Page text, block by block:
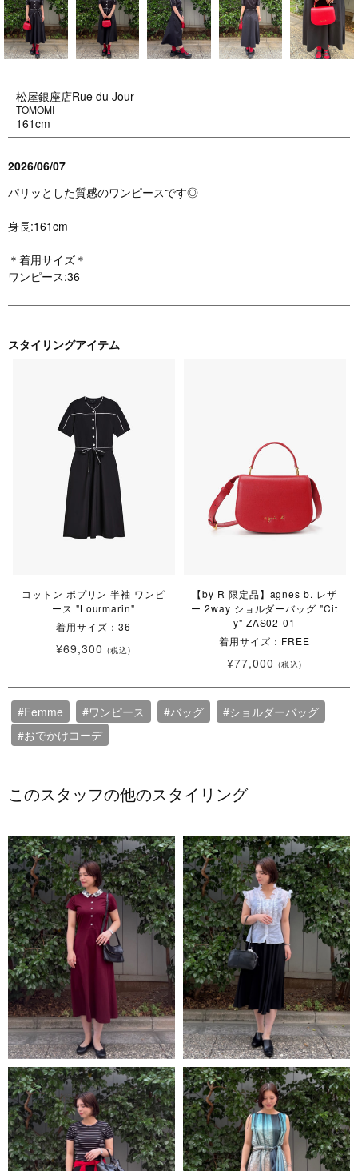
松屋銀座店Rue du Jour
TOMOMI
161cm
2026/06/07
パリッとした質感のワンピースです◎
身長:161cm
＊着用サイズ＊
ワンピース:36
スタイリングアイテム
コットン ポプリン 半袖 ワンピ
ース "Lourmarin"
着用サイズ：36
¥69,300 (税込)
【by R 限定品】agnes b. レザ
ー 2way ショルダーバッグ "Cit
y" ZAS02-01
着用サイズ：FREE
¥77,000 (税込)
#Femme #ワンピース #バッグ
#ショルダーバッグ
#おでかけコーデ
このスタッフの他のスタイリング